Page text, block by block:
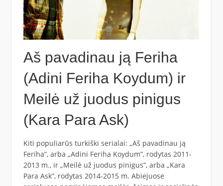
Aš pavadinau ją Feriha
(Adini Feriha Koydum) ir
Meilė už juodus pinigus
(Kara Para Ask)
Kiti populiarūs turkiški serialai: „Aš pavadinau ją
Feriha”, arba „Adini Feriha Koydum”, rodytas 2011-
2013 m., ir „Meilė už juodus pinigus”, arba „Kara
Para Ask”, rodytas 2014-2015 m. Abiejuose